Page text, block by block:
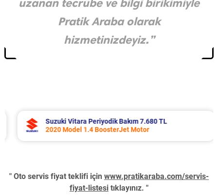
uzanan tecrübe ve bilgi birikimiyle
Pratik Araba olarak
hizmetinizdeyiz.”
Suzuki Vitara Periyodik Bakım 7.680 TL
2020 Model 1.4 BoosterJet Motor
" Oto servis fiyat teklifi için www.pratikaraba.com/servis-
fiyat-listesi tıklayınız. "